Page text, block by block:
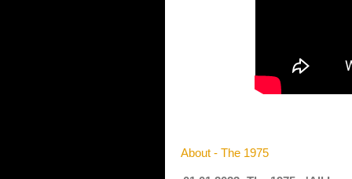
About - The 1975